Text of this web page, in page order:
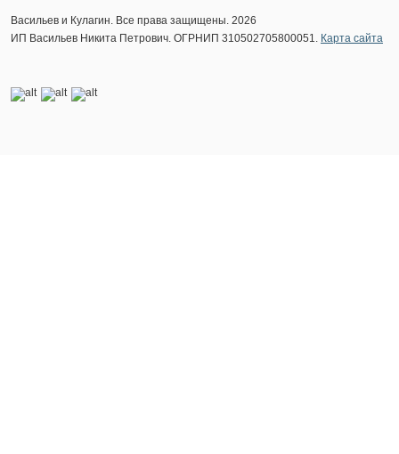
Васильев и Кулагин. Все права защищены. 2026
ИП Васильев Никита Петрович. ОГРНИП 310502705800051. Карта сайта